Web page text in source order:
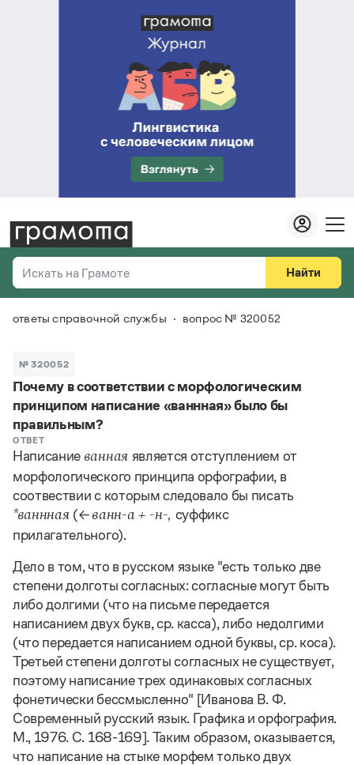
Искать на Грамоте
Справочная служба
Все вопросы
Словари
Большой орфоэпический словарь русского языка
Большой толковый словарь русских глаголов
Большой толковый словарь русских существительных
Большой толковый словарь русского языка
Большой универсальный словарь русского языка
Русский орфографический словарь
Русское словесное ударение
Современный словарь иностранных слов
Словарь антонимов
Словарь методических терминов
Словарь русских имён
Словарь синонимов
Словарь собственных имён
Словарь трудностей русского языка
Управление в русском языке
Словари русского языка как государственного
Найти
Везде
Поиск по всем разделам
Словари
Русский орфографический словарь
Большой орфоэпический словарь русского языка
Словарь трудностей русского языка
Русское словесное ударение
Словарь собственных имён
Большой универсальный словарь русского языка
Большой толковый словарь русского языка
Современный словарь иностранных слов
Большой толковый словарь русских
существительных
Большой толковый словарь русских глаголов
Словарь синонимов
Словарь антонимов
Управление в русском языке
Словарь русских имён
Словарь методических терминов
Ответы справочной службы
Справочники
Правила русской орфографии и пунктуации
Русский язык: краткий теоретический курс для
школьников
Письмовник
Справочник по пунктуации
Словарь-справочник трудностей русского языка
Справочник по фразеологии
Словарь-справочник «Непростые слова»
Азбучные истины
Правила русской орфографии и пунктуации
(1956)
Учебник
Журнал
Можно использовать знаки подстановки
? — для любого символа, включая пробелы и дефисы (
мпания,тер?а?а,общественно?полезный)
*
— для любого количества символов, кроме пробела
(видео-*
ответы справочной службы вопрос № 320052
№ 320052
Почему в соответствии с морфологическим
принципом написание «ваннная» было бы
правильным?
ОТВЕТ
Написание ванная является отступлением от
морфологического принципа орфографии, в
соотвествии с которым следовало бы писать
*ваннная (← ванн-а + -н-, суффикс
прилагательного).
Дело в том, что в русском языке "есть только две
степени долготы согласных: согласные могут быть
либо долгими (что на письме передается
написанием двух букв, ср. касса), либо недолгими
(что передается написанием одной буквы, ср. коса).
Третьей степени долготы согласных не существует,
поэтому написание трех одинаковых согласных
фонетически бессмысленно" [Иванова В. Ф.
Современный русский язык. Графика и орфография.
М., 1976. С. 168-169]. Таким образом, оказывается,
что написание на стыке морфем только двух